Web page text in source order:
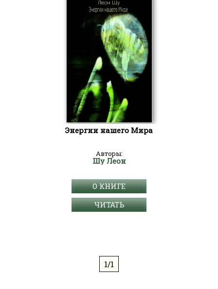
Энергии нашего Мира
Авторы:
Шу Леон
О КНИГЕ
ЧИТАТЬ
1/1